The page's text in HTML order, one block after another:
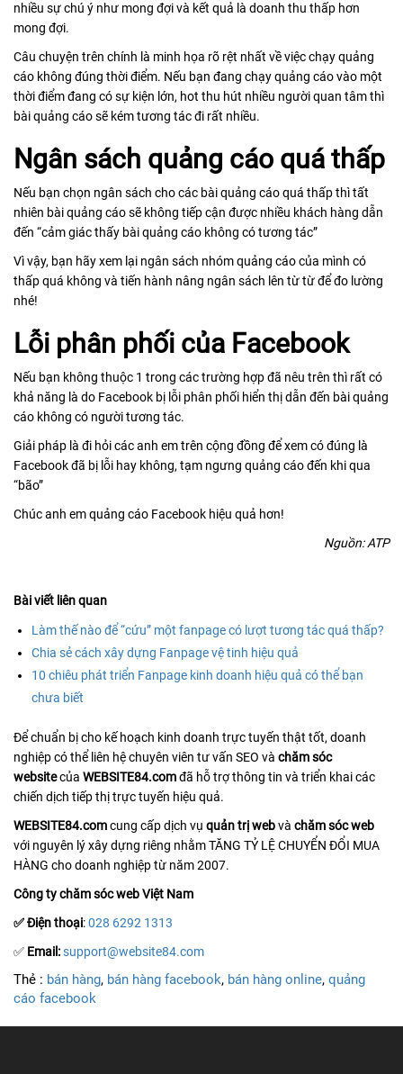
nhiều sự chú ý như mong đợi và kết quả là doanh thu thấp hơn
mong đợi.
Câu chuyện trên chính là minh họa rõ rệt nhất về việc chạy quảng
cáo không đúng thời điểm. Nếu bạn đang chạy quảng cáo vào một
thời điểm đang có sự kiện lớn, hot thu hút nhiều người quan tâm thì
bài quảng cáo sẽ kém tương tác đi rất nhiều.
Ngân sách quảng cáo quá thấp
Nếu bạn chọn ngân sách cho các bài quảng cáo quá thấp thì tất
nhiên bài quảng cáo sẽ không tiếp cận được nhiều khách hàng dẫn
đến “cảm giác thấy bài quảng cáo không có tương tác”
Vì vậy, bạn hãy xem lại ngân sách nhóm quảng cáo của mình có
thấp quá không và tiến hành nâng ngân sách lên từ từ để đo lường
nhé!
Lỗi phân phối của Facebook
Nếu bạn không thuộc 1 trong các trường hợp đã nêu trên thì rất có
khả năng là do Facebook bị lỗi phân phối hiển thị dẫn đến bài quảng
cáo không có người tương tác.
Giải pháp là đi hỏi các anh em trên cộng đồng để xem có đúng là
Facebook đã bị lỗi hay không, tạm ngưng quảng cáo đến khi qua
“bão”
Chúc anh em quảng cáo Facebook hiệu quả hơn!
Nguồn: ATP
Bài viết liên quan
Làm thế nào để “cứu” một fanpage có lượt tương tác quá thấp?
Chia sẻ cách xây dựng Fanpage vệ tinh hiệu quả
10 chiêu phát triển Fanpage kinh doanh hiệu quả có thể bạn
chưa biết
Để chuẩn bị cho kế hoạch kinh doanh trực tuyến thật tốt, doanh
nghiệp có thể liên hệ chuyên viên tư vấn SEO và chăm sóc
websitecủa WEBSITE84.comđã hỗ trợ thông tin và triển khai các
chiến dịch tiếp thị trực tuyến hiệu quả.
WEBSITE84.comcung cấp dịch vụ quản trị webvà chăm sóc web
với nguyên lý xây dựng riêng nhằm TĂNG TỶ LỆ CHUYỂN ĐỔI MUA
HÀNG cho doanh nghiệp từ năm 2007.
Công ty chăm sóc web Việt Nam
✅ Điện thoại:028 6292 1313
✅ Email:support@website84.com
Thẻ : bán hàng, bán hàng facebook, bán hàng online, quảng
cáo facebook